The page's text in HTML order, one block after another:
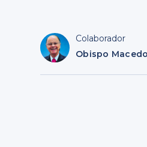
Colaborador
Obispo Macedo